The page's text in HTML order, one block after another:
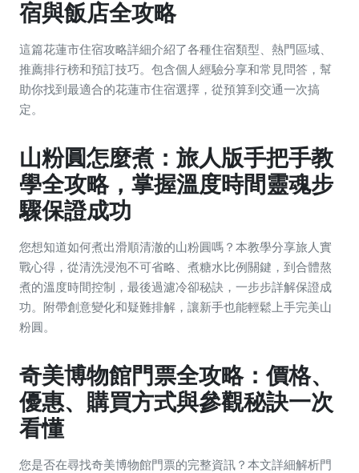
宿與飯店全攻略
這篇花蓮市住宿攻略詳細介紹了各種住宿類型、熱門區域、
推薦排行榜和預訂技巧。包含個人經驗分享和常見問答，幫
助你找到最適合的花蓮市住宿選擇，從預算到交通一次搞
定。
山粉圓怎麼煮：旅人版手把手教
學全攻略，掌握溫度時間靈魂步
驟保證成功
您想知道如何煮出滑順清澈的山粉圓嗎？本教學分享旅人實
戰心得，從清洗浸泡不可省略、煮糖水比例關鍵，到合體熬
煮的溫度時間控制，最後過濾冷卻秘訣，一步步詳解保證成
功。附帶創意變化和疑難排解，讓新手也能輕鬆上手完美山
粉圓。
奇美博物館門票全攻略：價格、
優惠、購買方式與參觀秘訣一次
看懂
您是否在尋找奇美博物館門票的完整資訊？本文詳細解析門